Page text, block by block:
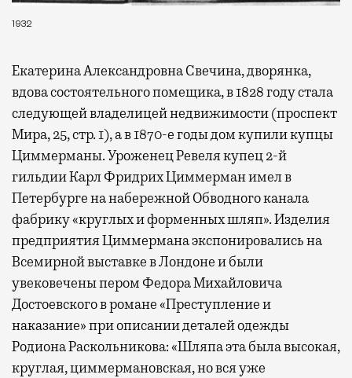
1932
Екатерина Александровна Свечина, дворянка,
вдова состоятельного помещика, в 1828 году стала
следующей владелицей недвижимости (проспект
Мира, 25, стр. 1), а в 1870-е годы дом купили купцы
Циммерманы. Уроженец Ревеля купец 2-й
гильдии Карл Фридрих Циммерман имел в
Петербурге на набережной Обводного канала
фабрику «круглых и форменных шляп». Изделия
предприятия Циммермана экспонировались на
Всемирной выставке в Лондоне и были
увековечены пером Федора Михайловича
Достоевского в романе «Преступление и
наказание» при описании деталей одежды
Родиона Раскольникова: «Шляпа эта была высокая,
круглая, циммермановская, но вся уже